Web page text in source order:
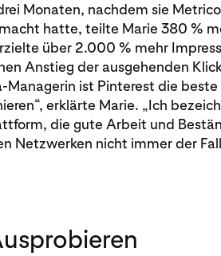
Monaten, nachdem sie
hatte, teilte Marie 380 %
über 2.000 % mehr
Anstieg der ausgehenden
Managerin ist Pinterest die
erklärte Marie. „Ich
die gute Arbeit und
Netzwerken nicht immer der